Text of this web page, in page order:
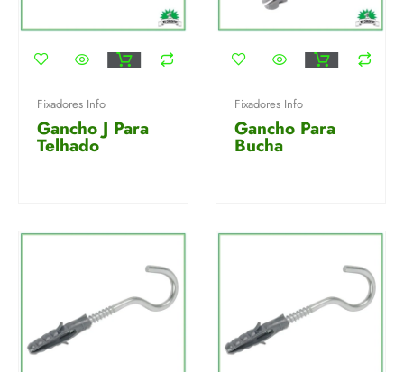
Fixadores Info
Gancho J Para
Telhado
Fixadores Info
Gancho Para
Bucha